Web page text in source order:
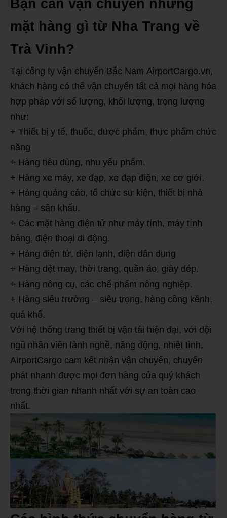
Bạn cần vận chuyển những
mặt hàng gì từ Nha Trang về
Trà Vinh?
Tại công ty vận chuyển Bắc Nam AirportCargo.vn,
khách hàng có thể vận chuyển tất cả mọi hàng hóa
hợp pháp với số lượng, khối lượng, trọng lượng
như:
+ Thiết bị y tế, thuốc, dược phẩm, thực phẩm chức
năng
+ Hàng tiêu dùng, nhu yếu phẩm.
+ Hàng xe máy, xe đạp, xe đạp điện, xe cơ giới.
+ Hàng quảng cáo, tổ chức sự kiện, thiết bị nhà
hàng – sân khấu.
+ Các mặt hàng điện tử như máy tính, máy tính
bảng, điện thoại di động.
+ Hàng điện tử, điện lạnh, điện dân dụng
+ Hàng dệt may, thời trang, quần áo, giày dép.
+ Hàng nông cụ, các chế phẩm nông nghiệp.
+ Hàng siêu trường – siêu trọng, hàng cồng kềnh,
quá khổ.
Với hệ thống trang thiết bị vận tải hiện đại, với đội
ngũ nhân viên lành nghề, năng động, nhiệt tình,
AirportCargo cam kết nhận vận chuyển, chuyển
phát nhanh được mọi đơn hàng của quý khách
trong thời gian nhanh nhất với sự an toàn cao
nhất.